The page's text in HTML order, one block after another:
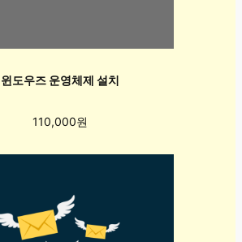
윈도우즈 운영체제 설치
110,000원